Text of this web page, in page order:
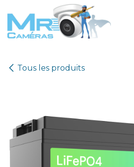
Se rendre au contenu
Tous les produits